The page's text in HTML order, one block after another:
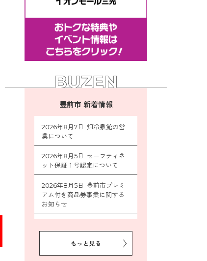
豊前市 新着情報
2026年8月7日 畑冷泉館の営
業について
2026年8月5日 セーフティネ
ット保証１号認定について
2026年8月5日 豊前市プレミ
アム付き商品券事業に関する
お知らせ
ン作戦参加者募集
もっと見る